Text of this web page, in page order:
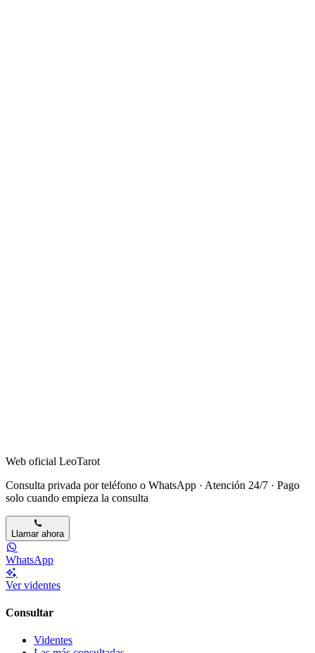
Web oficial LeoTarot
Consulta privada por teléfono o WhatsApp · Atención 24/7 · Pago
solo cuando empieza la consulta
Llamar ahora
WhatsApp
Ver videntes
Consultar
Videntes